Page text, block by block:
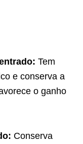
Tem
e conserva a
o ganho
Conserva